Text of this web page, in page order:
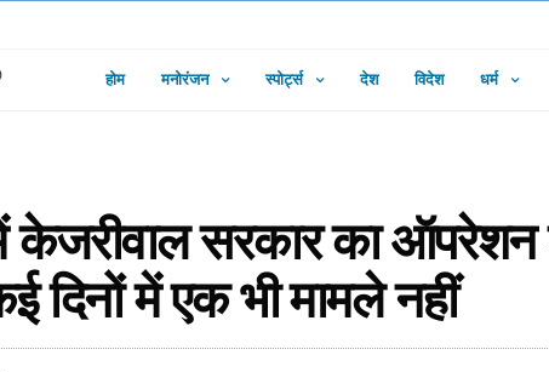
होम मनोरंजन स्पोर्ट्स देश विदेश धर्म
केजरीवाल सरकार का ऑपरेशन
दिनों में एक भी मामले नहीं